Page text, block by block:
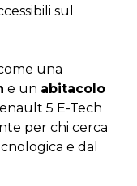
sul
una
e un abitacolo
5 E-Tech
per chi cerca
e dal